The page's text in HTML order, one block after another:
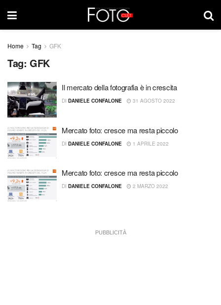
Home Tag GFK
Tag: GFK
Il mercato della fotografia è in crescita
DI DANIELE CONFALONE 31 AGOSTO 2022
Mercato foto: cresce ma resta piccolo
DI DANIELE CONFALONE 1 APRILE 2022
Mercato foto: cresce ma resta piccolo
DI DANIELE CONFALONE 2 MARZO 2022
PUBBLICITÀ